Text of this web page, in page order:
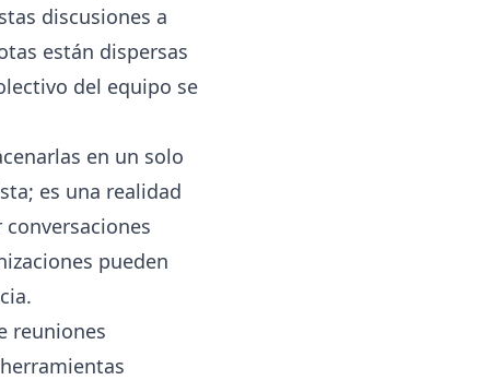
discusiones a
están dispersas
del equipo se
en un solo
es una realidad
pueden
reuniones